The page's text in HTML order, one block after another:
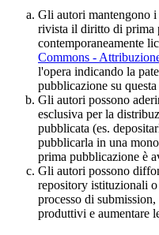
Gli autori mantengono
rivista il diritto di prima
contemporaneamente
Commons -
l'opera indicando la
pubblicazione su
Gli autori possono
esclusiva per la
pubblicata (es.
pubblicarla in una
prima pubblicazione è
Gli autori possono
repository istituzionali
processo di
produttivi e aumentare